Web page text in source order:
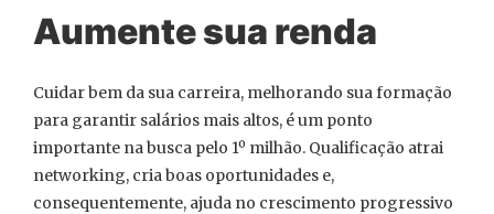
Aumente sua renda
Cuidar bem da sua carreira, melhorando sua formação
para garantir salários mais altos, é um ponto
importante na busca pelo 1º milhão. Qualificação atrai
networking, cria boas oportunidades e,
consequentemente, ajuda no crescimento progressivo